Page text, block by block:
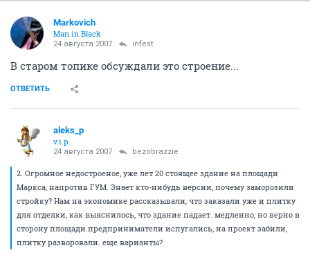
Markovich
Man in Black
24 августа 2007 infest
В старом топике обсуждали это строение...
ОТВЕТИТЬ
aleks_p
v.i.p.
24 августа 2007 bezobrazzie
2. Огромное недостроеное, уже лет 20 стоящее здание на площади
Маркса, напротив ГУМ. Знает кто-нибудь версии, почему заморозили
стройку? Нам на экономике рассказывали, что заказали уже и плитку
для отделки, как выяснилось, что здание падает. медленно, но верно в
сторону площади.предприниматели испугались, на проект забили,
плитку разворовали. еще варианты?